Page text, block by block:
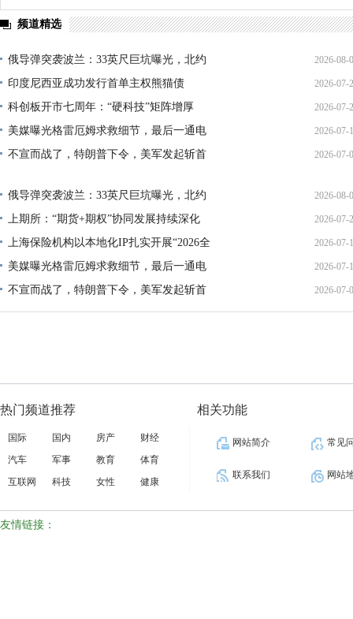
频道精选
俄导弹突袭波兰：33英尺巨坑曝光，北约 2026-08-
印度尼西亚成功发行首单主权熊猫债 2026-07-
科创板开市七周年：“硬科技”矩阵增厚 2026-07-
美媒曝光格雷厄姆求救细节，最后一通电 2026-07-
不宣而战了，特朗普下令，美军发起斩首 2026-07-
俄导弹突袭波兰：33英尺巨坑曝光，北约 2026-08-
上期所：“期货+期权”协同发展持续深化 2026-07-
上海保险机构以本地化IP扎实开展“2026全 2026-07-
美媒曝光格雷厄姆求救细节，最后一通电 2026-07-
不宣而战了，特朗普下令，美军发起斩首 2026-07-
热门频道推荐
国际 国内 房产
财经
汽车
军事 教育
体育
互联网
科技 女性 健康
相关功能
网站简介 常见
联系我们 网站
友情链接：